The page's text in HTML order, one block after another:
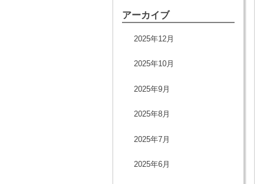
アーカイブ
2025年12月
2025年10月
2025年9月
2025年8月
2025年7月
2025年6月